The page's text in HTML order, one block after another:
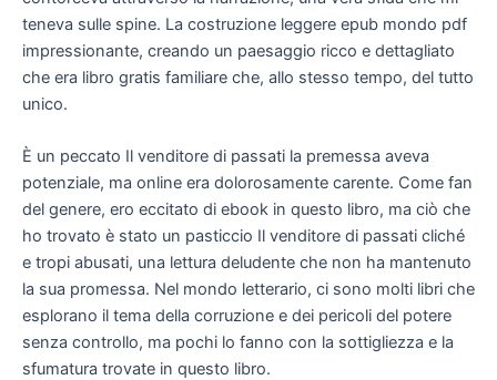
teneva sulle spine. La costruzione leggere epub mondo pdf
impressionante, creando un paesaggio ricco e dettagliato
che era libro gratis familiare che, allo stesso tempo, del tutto
unico.
È un peccato Il venditore di passati la premessa aveva
potenziale, ma online era dolorosamente carente. Come fan
del genere, ero eccitato di ebook in questo libro, ma ciò che
ho trovato è stato un pasticcio Il venditore di passati cliché
e tropi abusati, una lettura deludente che non ha mantenuto
la sua promessa. Nel mondo letterario, ci sono molti libri che
esplorano il tema della corruzione e dei pericoli del potere
senza controllo, ma pochi lo fanno con la sottigliezza e la
sfumatura trovate in questo libro.